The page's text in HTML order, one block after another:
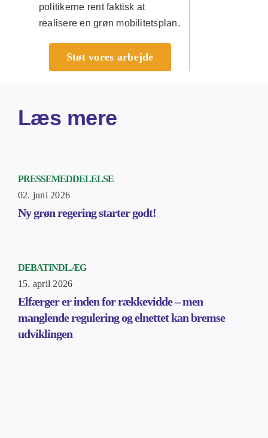
politikerne rent faktisk at
realisere en grøn mobilitetsplan.
Støt vores arbejde
Læs mere
PRESSEMEDDELELSE
02. juni 2026
Ny grøn regering starter godt!
DEBATINDLÆG
15. april 2026
Elfærger er inden for rækkevidde – men
manglende regulering og elnettet kan bremse
udviklingen